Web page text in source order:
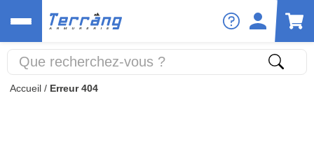
Accueil / Erreur 404